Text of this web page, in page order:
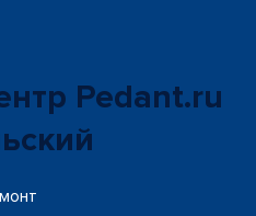
Pedant.ru